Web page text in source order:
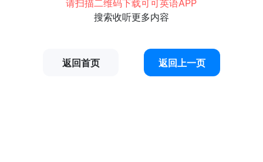
请扫描二维码下载可可英语APP
搜索收听更多内容
返回首页 返回上一页